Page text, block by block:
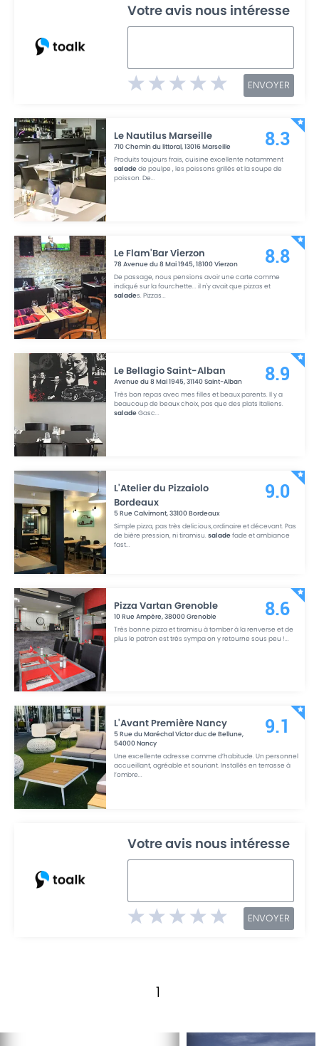
Votre avis nous intéresse
ENVOYER
Le Nautilus Marseille
710 Chemin du littoral,13016Marseille
Produits toujours frais, cuisine excellente notamment
saladede poulpe , les poissons grillés et la soupe de
poisson. De...
8.3
Le Flam'Bar Vierzon
78 Avenue du 8 Mai 1945,18100Vierzon
De passage, nous pensions avoir une carte comme
indiqué sur la fourchette... il n'y avait que pizzas et
salades. Pizzas...
8.8
Le Bellagio Saint-Alban
Avenue du 8 Mai 1945,31140Saint-Alban
Très bon repas avec mes filles et beaux parents. Il y a
beaucoup de beaux choix, pas que des plats Italiens.
saladeGasc...
8.9
L'Atelier du Pizzaiolo
Bordeaux
5 Rue Calvimont,33100Bordeaux
Simple pizza, pas très delicious,ordinaire et décevant. Pas
de bière pression, ni tiramisu.saladefade et ambiance
fast...
9.0
Pizza Vartan Grenoble
10 Rue Ampère,38000Grenoble
Très bonne pizza et tiramisu à tomber à la renverse et de
plus le patron est très sympa on y retourne sous peu !...
8.6
L'Avant Première Nancy
5 Rue du Maréchal Victor duc de Bellune,
54000Nancy
Une excellente adresse comme d’habitude. Un personnel
accueillant, agréable et souriant. Installés en terrasse à
l’ombre...
9.1
Votre avis nous intéresse
ENVOYER
1